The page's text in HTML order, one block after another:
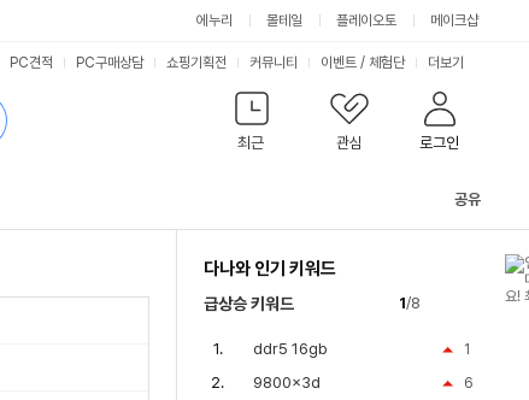
에누리 몰테일 플레이오토 메이크샵
최근 관심 로그인
PC견적 PC구매상담 쇼핑기획전 커뮤니티 이벤트 / 체험단 더보기
공유
다나와 인기 키워드
급상승 키워드 1/8
1
ddr5 16gb
6
9800x3d